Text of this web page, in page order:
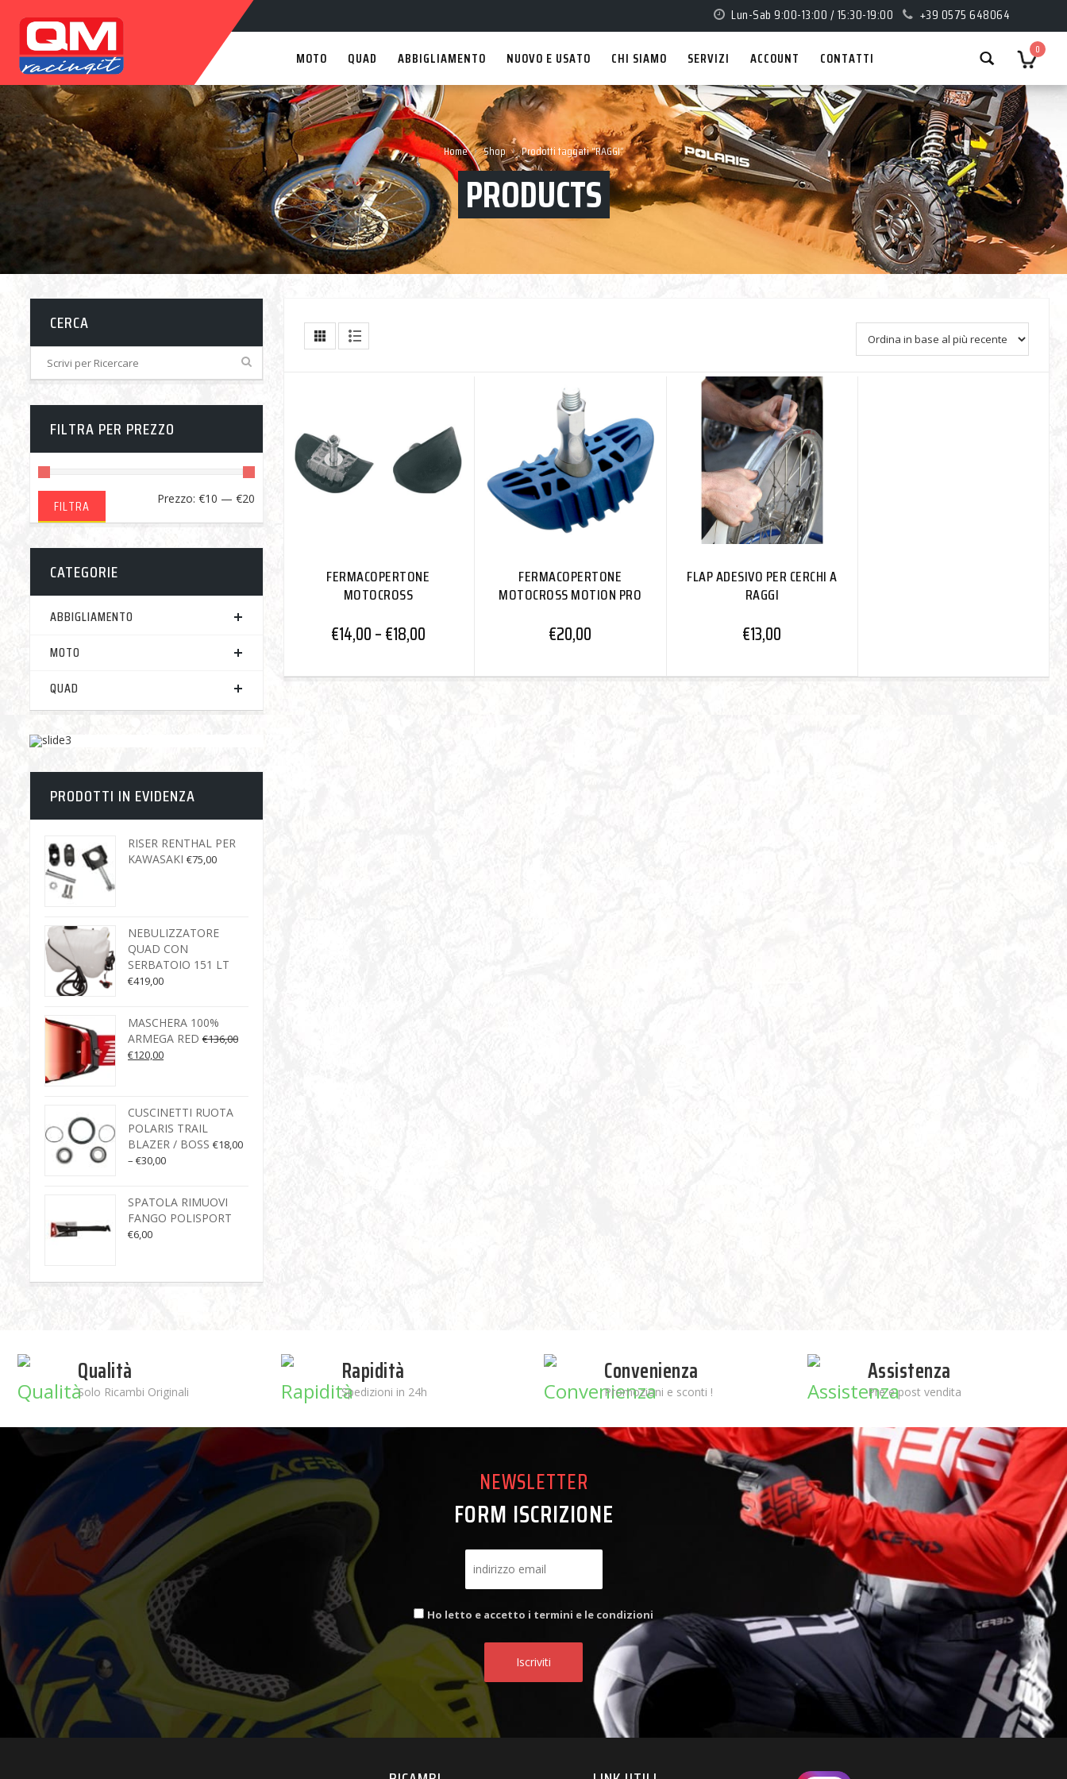
Lun-Sab 9:00-13:00 / 15:30-19:00 +39 0575 648064
0
MOTO QUAD ABBIGLIAMENTO NUOVO E USATO CHI SIAMO SERVIZI ACCOUNT CONTATTI
Home › Shop › Prodotti taggati “RAGGI”
PRODUCTS
FERMACOPERTONE
MOTOCROSS
€14,00–€18,00
FERMACOPERTONE
MOTOCROSS MOTION PRO
€20,00
FLAP ADESIVO PER CERCHI A
RAGGI
€13,00
CERCA
FILTRA PER PREZZO
FILTRA Prezzo: €10 — €20
CATEGORIE
ABBIGLIAMENTO
MOTO
QUAD
PRODOTTI IN EVIDENZA
RISER RENTHAL PER
KAWASAKI €75,00
NEBULIZZATORE
QUAD CON
SERBATOIO 151 LT
€419,00
MASCHERA 100%
ARMEGA RED €136,00
€120,00
CUSCINETTI RUOTA
POLARIS TRAIL
BLAZER / BOSS €18,00
– €30,00
SPATOLA RIMUOVI
FANGO POLISPORT
€6,00
Qualità
Solo Ricambi Originali
Rapidità
Spedizioni in 24h
Convenienza
Promozioni e sconti !
Assistenza
Pre e post vendita
NEWSLETTER
FORM ISCRIZIONE
Ho letto e accetto i termini e le condizioni